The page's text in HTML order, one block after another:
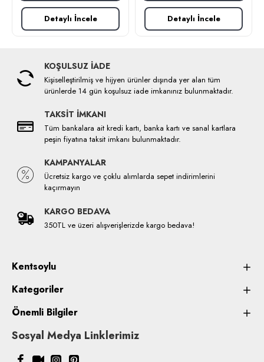
Detaylı İncele Detaylı İncele
KOŞULSUZ İADE
Kişiselleştirilmiş ve hijyen ürünler dışında yer alan tüm
ürünlerde 14 gün koşulsuz iade imkanınız bulunmaktadır.
TAKSİT İMKANI
Tüm bankalara ait kredi kartı, banka kartı ve sanal kartlara
peşin fiyatına taksit imkanı bulunmaktadır.
KAMPANYALAR
Ücretsiz kargo ve çoklu alımlarda sepet indirimlerini
kaçırmayın
KARGO BEDAVA
350TL ve üzeri alışverişlerizde kargo bedava!
Kentsoylu
Kategoriler
Önemli Bilgiler
Sosyal Medya Linklerimiz